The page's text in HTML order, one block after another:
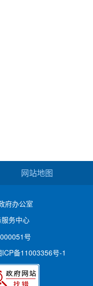
网站地图
府办公室
务中心
号
ICP备11003356号-1